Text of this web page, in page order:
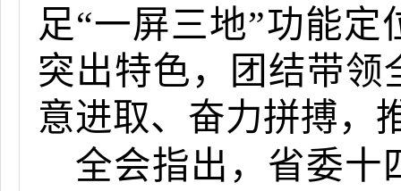
足“一屏三地”功能
突出特色，团结带领
意进取、奋力拼搏，
全会指出，省委十